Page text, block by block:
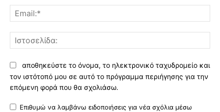
αποθηκεύστε το όνομα, το ηλεκτρονικό ταχυδρομείο και
τον ιστότοπό μου σε αυτό το πρόγραμμα περιήγησης για την
επόμενη φορά που θα σχολιάσω.
Επιθυμώ να λαμβάνω ειδοποιήσεις για νέα σχόλια μέσω